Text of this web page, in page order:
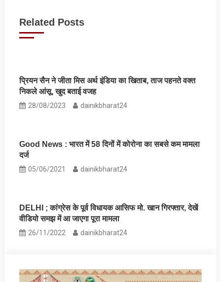
Related Posts
प्रियन सैन ने जीता मिस अर्थ इंडिया का खिताब, ताज पहनते वक्त
निकले आंसू, खुद बताई वजह
28/08/2023 dainikbharat24
Good News : भारत में 58 दिनों में कोरोना का सबसे कम मामला
दर्ज
05/06/2021 dainikbharat24
DELHI ; कांग्रेस के पूर्व विधायक आसिफ मो. खान गिरफ्तार, देखें
वीडियो समझ में आ जाएगा पूरा मामला
26/11/2022 dainikbharat24